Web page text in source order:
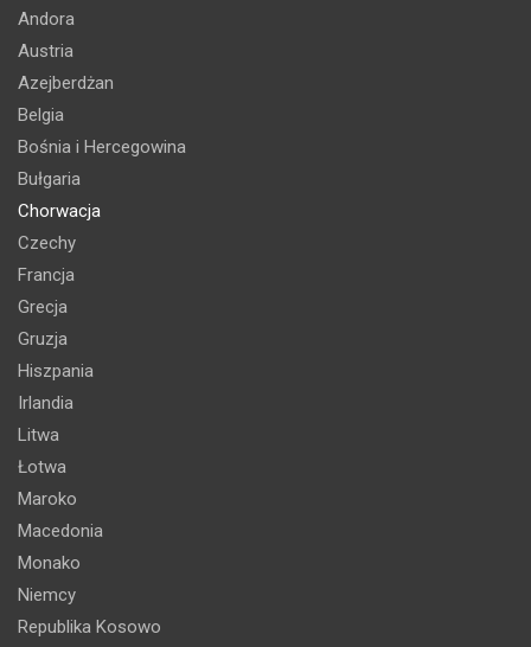
Andora
Austria
Azejberdżan
Belgia
Bośnia i Hercegowina
Bułgaria
Chorwacja
Czechy
Francja
Grecja
Gruzja
Hiszpania
Irlandia
Litwa
Łotwa
Maroko
Macedonia
Monako
Niemcy
Republika Kosowo